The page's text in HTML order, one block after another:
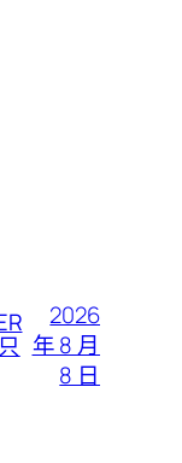
2026
年 8 月
8 日